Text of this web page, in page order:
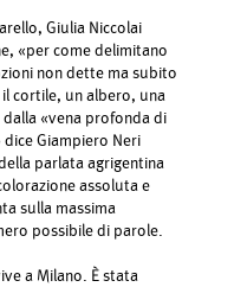
Giulia Niccolai
«per come delimitano
non dette ma subito
cortile, un albero, una
«vena profonda di
dice Giampiero Neri
parlata agrigentina
assoluta e
sulla massima
possibile di parole.
a Milano. È stata